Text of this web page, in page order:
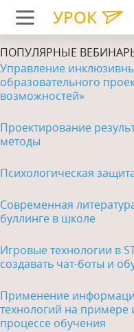
УРОК
ПОПУЛЯРНЫЕ
Управление
образовательного
возможностей»
Проектирование
методы
Психологическая
Современная
буллинге в школе
Игровые технологии в
создавать чат-боты и
Применение
технологий на
процессе обучения